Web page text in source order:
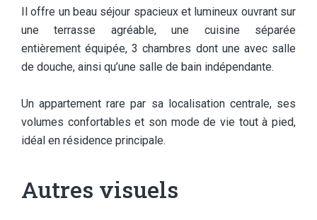
Il offre un beau séjour spacieux et lumineux ouvrant sur
une terrasse agréable, une cuisine séparée
entièrement équipée, 3 chambres dont une avec salle
de douche, ainsi qu’une salle de bain indépendante.
Un appartement rare par sa localisation centrale, ses
volumes confortables et son mode de vie tout à pied,
idéal en résidence principale.
Autres visuels